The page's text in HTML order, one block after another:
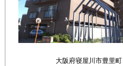
大阪府寝屋川市豊里町